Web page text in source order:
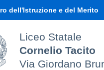
dell'Istruzione e del Merito
Liceo Statale
Cornelio Tacito
Via Giordano